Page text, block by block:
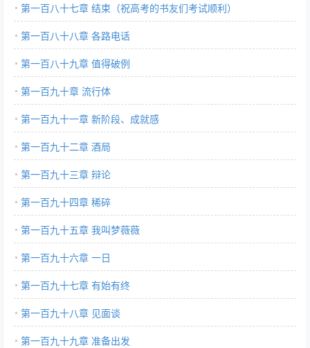
第一百八十七章 结束（祝高考的书友们考试顺利）
第一百八十八章 各路电话
第一百八十九章 值得破例
第一百九十章 流行体
第一百九十一章 新阶段、成就感
第一百九十二章 酒局
第一百九十三章 辩论
第一百九十四章 稀碎
第一百九十五章 我叫梦薇薇
第一百九十六章 一日
第一百九十七章 有始有终
第一百九十八章 见面谈
第一百九十九章 准备出发